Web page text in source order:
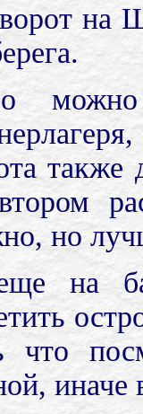
на
также
но
на
что
иначе